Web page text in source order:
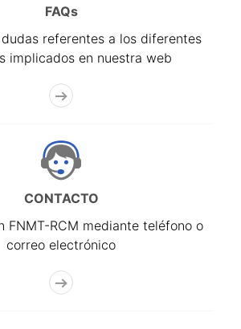
FAQs
referentes a los diferentes
implicados en nuestra web
CONTACTO
FNMT-RCM mediante teléfono o
correo electrónico